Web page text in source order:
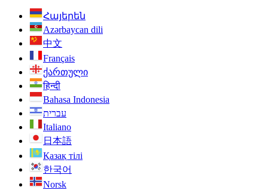
Հայերեն
Azərbaycan dili
中文
Français
ქართული
हिन्दी
Bahasa Indonesia
עברית
Italiano
日本語
Қазақ тілі
한국어
Norsk